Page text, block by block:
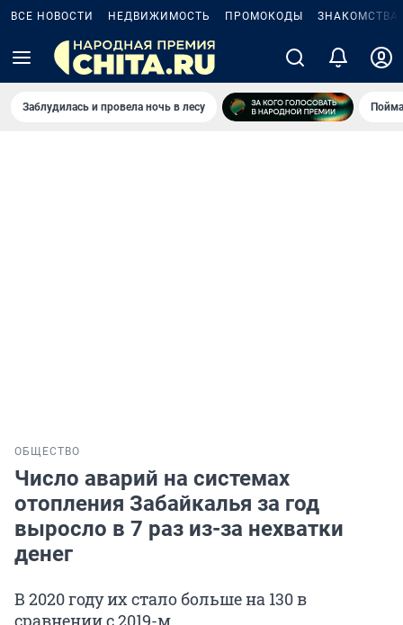
ВСЕ НОВОСТИ НЕДВИЖИМОСТЬ ПРОМОКОДЫ ЗНАКОМСТВА
Заблудилась и провела ночь в лесу
ОБЩЕСТВО
Число аварий на системах
отопления Забайкалья за год
выросло в 7 раз из-за нехватки
денег
В 2020 году их стало больше на 130 в
сравнении с 2019-м.